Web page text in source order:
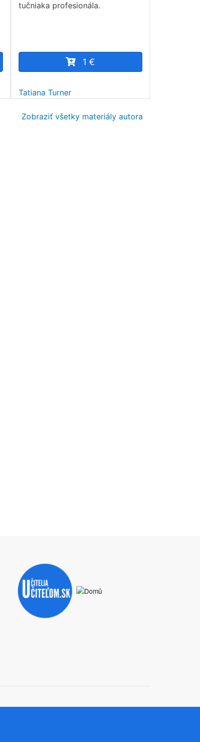
tučniaka profesionála.
1 €
Tatiana Turner
Zobraziť všetky materiály autora